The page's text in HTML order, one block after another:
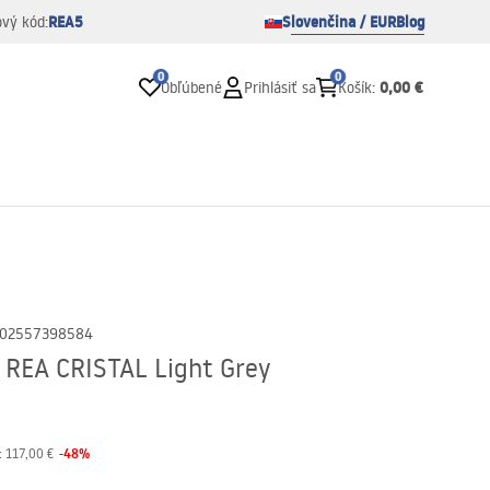
kód:REA5 Slovenčina / EURBlog
0
Obľúbené Prihlásiť sa
0
Košík: 0,00 €
CRISTAL Light Grey
117,00 € -48%